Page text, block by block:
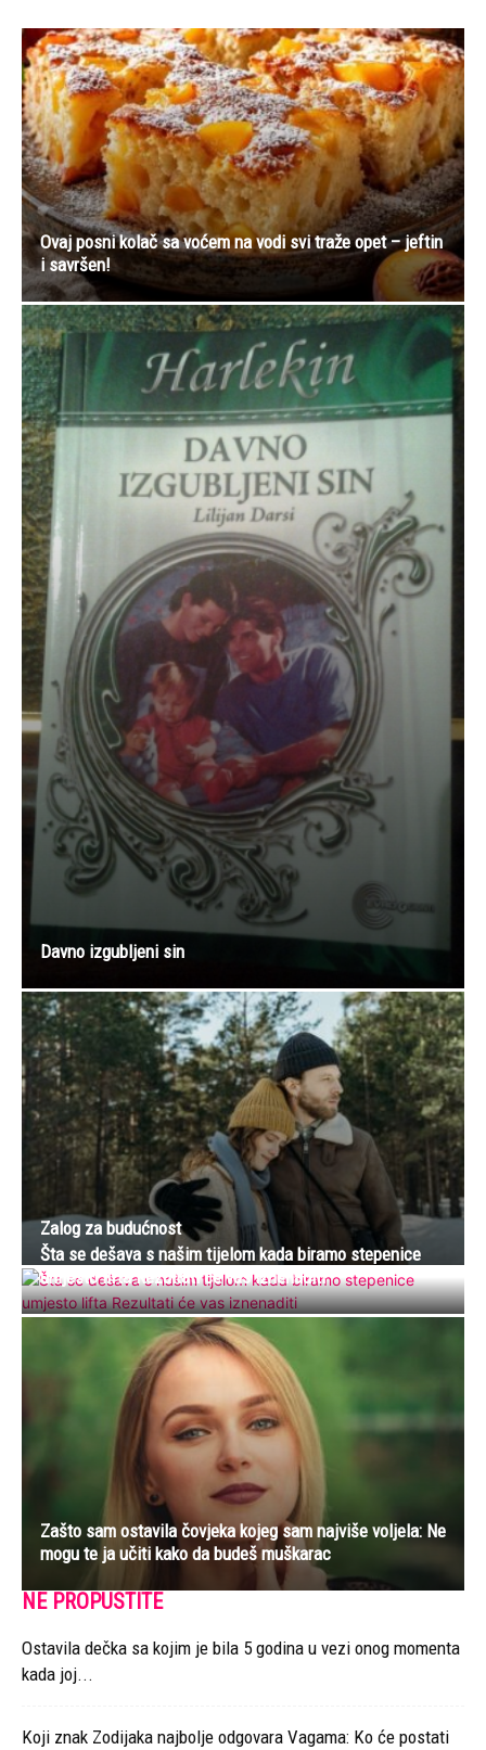
Ovaj posni kolač sa voćem na vodi svi traže opet – jeftin
i savršen!
Davno izgubljeni sin
Zalog za budućnost
Šta se dešava s našim tijelom kada biramo stepenice
umjesto lifta Rezultati će vas iznenaditi
Zašto sam ostavila čovjeka kojeg sam najviše voljela: Ne
mogu te ja učiti kako da budeš muškarac
NE PROPUSTITE
Ostavila dečka sa kojim je bila 5 godina u vezi onog momenta
kada joj...
Koji znak Zodijaka najbolje odgovara Vagama: Ko će postati